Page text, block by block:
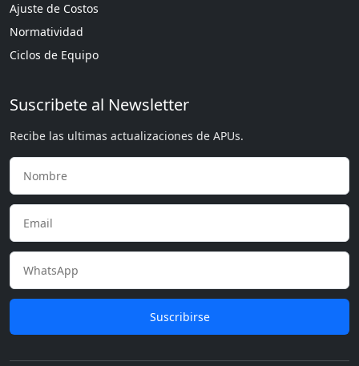
Ajuste de Costos
Normatividad
Ciclos de Equipo
Suscribete al Newsletter
Recibe las ultimas actualizaciones de APUs.
Suscribirse